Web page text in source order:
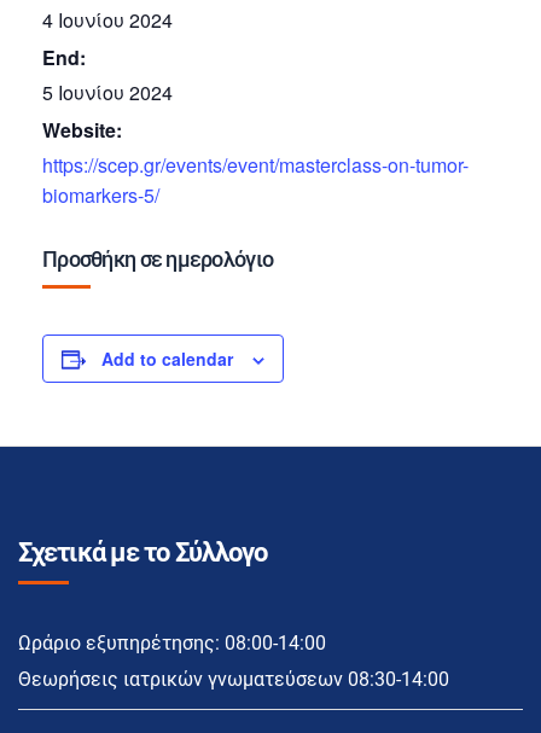
4 Ιουνίου 2024
End:
5 Ιουνίου 2024
Website:
https://scep.gr/events/event/masterclass-on-tumor-
biomarkers-5/
Προσθήκη σε ημερολόγιο
Add to calendar
Σχετικά με το Σύλλογο
Ωράριο εξυπηρέτησης: 08:00-14:00
Θεωρήσεις ιατρικών γνωματεύσεων 08:30-14:00